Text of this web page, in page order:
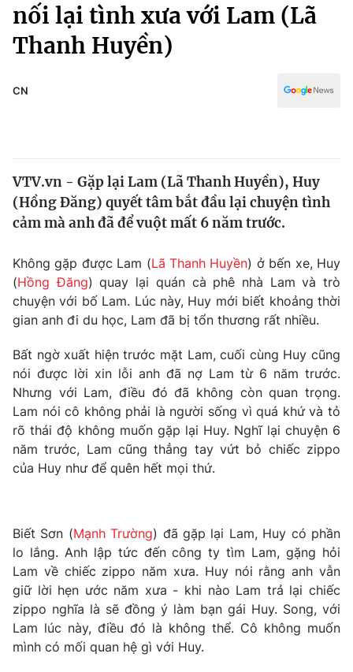
Chính trị
Xã hội
Pháp luật
Thế giới
Tin tức
Câu chuyện quốc tế
Kinh tế
Tài chính
Thị trường
Góc doanh nghiệp
Dữ liệu và đời sống
Truyền hình
Phim VTV
Hậu trường
Nhân vật
Khán giả
Giải trí
Điện ảnh
Âm nhạc
Sao
Đời sống
Du lịch
Làm đẹp
Giáo dục
Học trực tuyến
Hitech Công nghệ tương lai
Sản phẩm
Thị trường
Tư vấn
Giao lưu trực tuyến
Lịch phát sóng
Chuyên mục khác
Truyền hình
Văn hóa - Giải trí
nối lại tình xưa với Lam (Lã
Thanh Huyền)
CN
VTV.vn - Gặp lại Lam (Lã Thanh Huyền), Huy
(Hồng Đăng) quyết tâm bắt đầu lại chuyện tình
cảm mà anh đã để vuột mất 6 năm trước.
Không gặp được Lam (Lã Thanh Huyền) ở bến xe, Huy
(Hồng Đăng) quay lại quán cà phê nhà Lam và trò
chuyện với bố Lam. Lúc này, Huy mới biết khoảng thời
gian anh đi du học, Lam đã bị tổn thương rất nhiều.
Bất ngờ xuất hiện trước mặt Lam, cuối cùng Huy cũng
nói được lời xin lỗi anh đã nợ Lam từ 6 năm trước.
Nhưng với Lam, điều đó đã không còn quan trọng.
Lam nói cô không phải là người sống vì quá khứ và tỏ
rõ thái độ không muốn gặp lại Huy. Nghĩ lại chuyện 6
năm trước, Lam cũng thẳng tay vứt bỏ chiếc zippo
của Huy như để quên hết mọi thứ.
Biết Sơn (Mạnh Trường) đã gặp lại Lam, Huy có phần
lo lắng. Anh lập tức đến công ty tìm Lam, gặng hỏi
Lam về chiếc zippo năm xưa. Huy nói rằng anh vẫn
giữ lời hẹn ước năm xưa - khi nào Lam trả lại chiếc
zippo nghĩa là sẽ đồng ý làm bạn gái Huy. Song, với
Lam lúc này, điều đó là không thể. Cô không muốn
mình có mối quan hệ gì với Huy.